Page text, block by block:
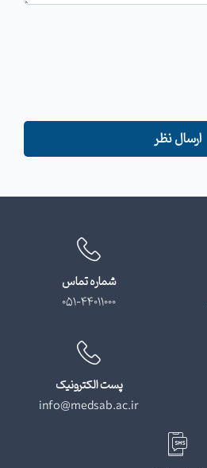
ارسال نظر
شماره تماس
051-44011000
پست الکترونیک
info@medsab.ac.ir